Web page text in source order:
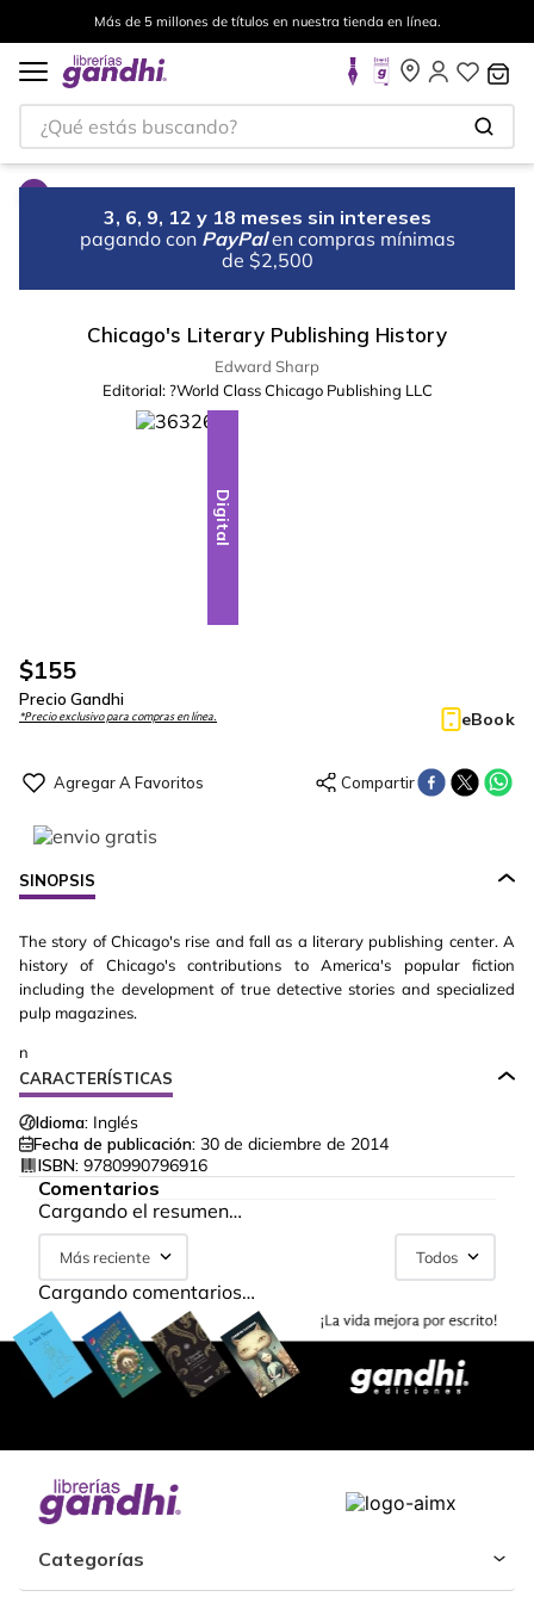
Más de 5 millones de títulos en nuestra tienda en línea.
¿Qué estás buscando?
3, 6, 9, 12 y 18 meses sin intereses
pagando con PayPal en compras mínimas
de $2,500
Chicago's Literary Publishing History
Edward Sharp
Editorial: ?World Class Chicago Publishing LLC
Digital
$155
Precio Gandhi
*Precio exclusivo para compras en línea. eBook
SINOPSIS
The story of Chicago's rise and fall as a literary publishing center. A
history of Chicago's contributions to America's popular fiction
including the development of true detective stories and specialized
pulp magazines.
n
CARACTERÍSTICAS
Idioma: Inglés
Fecha de publicación: 30 de diciembre de 2014
ISBN: 9780990796916
Comentarios
Cargando el resumen…
Más reciente Todos
Cargando comentarios…
Categorías